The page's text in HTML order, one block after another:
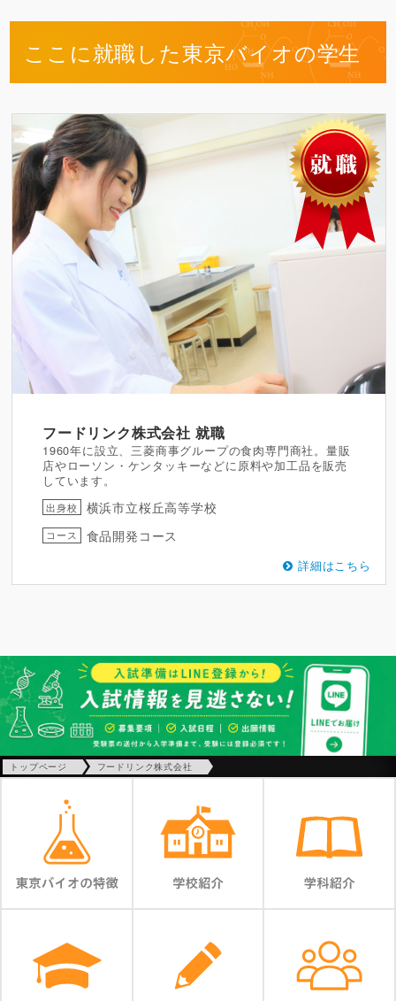
ここに就職した東京バイオの学生
フードリンク株式会社 就職
1960年に設立、三菱商事グループの食肉専門商社。量販
店やローソン・ケンタッキーなどに原料や加工品を販売
しています。
出身校 横浜市立桜丘高等学校
コース 食品開発コース
詳細はこちら
トップページ フードリンク株式会社